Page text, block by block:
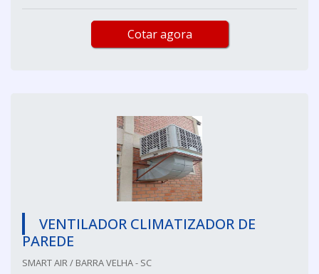
Cotar agora
VENTILADOR CLIMATIZADOR DE
PAREDE
SMART AIR / BARRA VELHA - SC